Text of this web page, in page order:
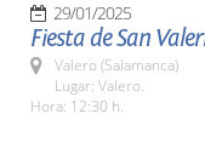
29/01/2025
Fiesta de San
Valero (Salamanca)
Lugar: Valero.
Hora: 12:30 h.